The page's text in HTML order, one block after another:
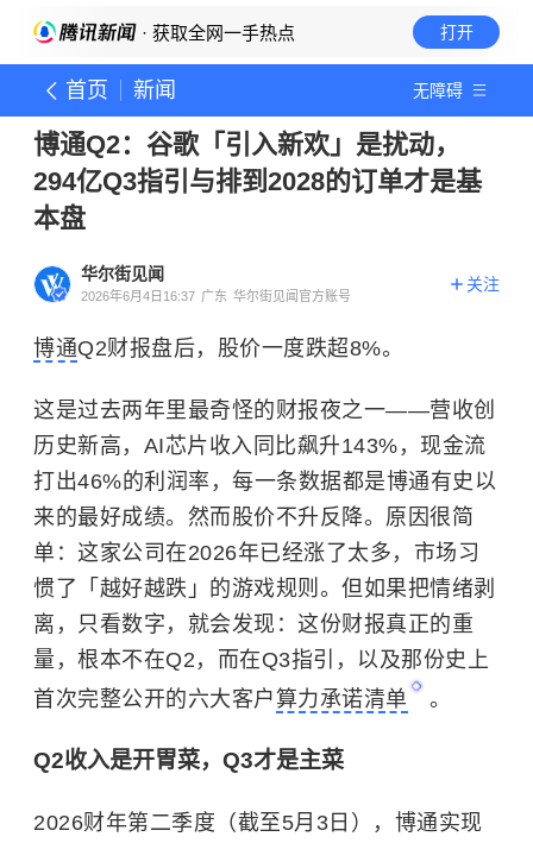
· 获取全网一手热点 打开
首页 新闻 无障碍
博通Q2：谷歌「引入新欢」是扰动，
294亿Q3指引与排到2028的订单才是基
本盘
华尔街见闻
2026年6月4日16:37 广东 华尔街见闻官方账号
关注
博通Q2财报盘后，股价一度跌超8%。
这是过去两年里最奇怪的财报夜之一——营收创
历史新高，AI芯片收入同比飙升143%，现金流
打出46%的利润率，每一条数据都是博通有史以
来的最好成绩。然而股价不升反降。原因很简
单：这家公司在2026年已经涨了太多，市场习
惯了「越好越跌」的游戏规则。但如果把情绪剥
离，只看数字，就会发现：这份财报真正的重
量，根本不在Q2，而在Q3指引，以及那份史上
首次完整公开的六大客户算力承诺清单 。
Q2收入是开胃菜，Q3才是主菜
2026财年第二季度（截至5月3日），博通实现